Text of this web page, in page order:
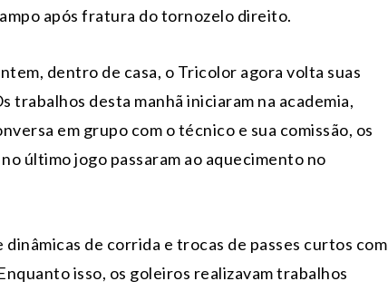
após fratura do tornozelo direito.
dentro de casa, o Tricolor agora volta suas
trabalhos desta manhã iniciaram na academia,
em grupo com o técnico e sua comissão, os
último jogo passaram ao aquecimento no
de corrida e trocas de passes curtos com
isso, os goleiros realizavam trabalhos